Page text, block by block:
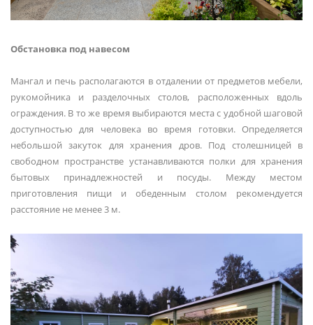
Обстановка под навесом
Мангал и печь располагаются в отдалении от предметов мебели,
рукомойника и разделочных столов, расположенных вдоль
ограждения. В то же время выбираются места с удобной шаговой
доступностью для человека во время готовки. Определяется
небольшой закуток для хранения дров. Под столешницей в
свободном пространстве устанавливаются полки для хранения
бытовых принадлежностей и посуды. Между местом
приготовления пищи и обеденным столом рекомендуется
расстояние не менее 3 м.